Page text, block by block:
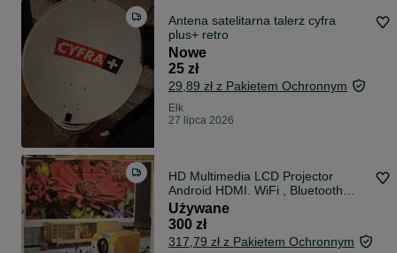
Antena satelitarna talerz cyfra
plus+ retro
Nowe
25 zł
29,89 zł z Pakietem Ochronnym
Ełk
27 lipca 2026
HD Multimedia LCD Projector
Android HDMI. WiFi , Bluetooth
Retro styl.
Używane
300 zł
317,79 zł z Pakietem Ochronnym